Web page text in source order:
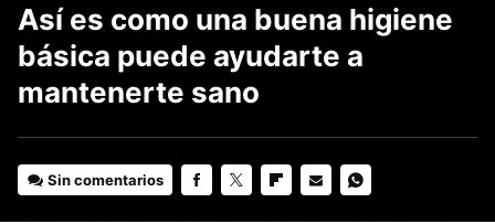
Así es como una buena higiene
básica puede ayudarte a
mantenerte sano
Sin comentarios